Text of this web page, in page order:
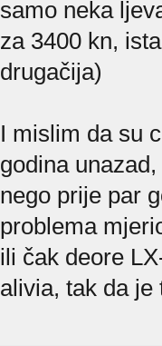
samo neka
za 3400 kn,
drugačija)
I mislim da su
godina
nego prije par
problema
ili čak deore
alivia, tak da je